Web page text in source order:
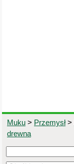
Muku > Przemysł>
drewna